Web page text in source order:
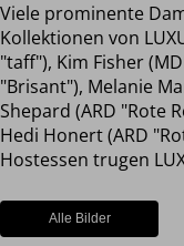
Viele prominente
Kollektionen von
"taff"), Kim Fisher
"Brisant"), Melanie
Shepard (ARD "Rote
Hedi Honert (ARD
Hostessen trugen
Alle Bilder